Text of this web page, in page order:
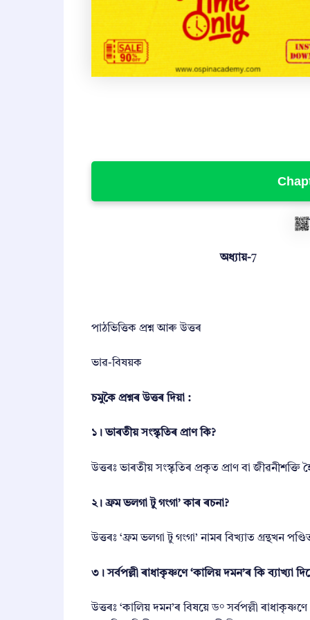
অধ্যায়-7
পাঠভিত্তিক প্রশ্ন আৰু উত্তৰ
ভাৱ-বিষয়ক
চমুকৈ প্ৰশ্নৰ উত্তৰ দিয়া :
১। ভাৰতীয় সংস্কৃতিৰ প্ৰাণ কি?
উত্তৰঃ ভাৰতীয় সংস্কৃতিৰ প্ৰকৃত প্ৰাণ বা জীৱনীশক্তি
২। ফ্রম ভলগা টু গংগা’ কাৰ ৰচনা?
উত্তৰঃ ‘ফ্ৰম ভলগা টু গংগা’ নামৰ বিখ্যাত গ্ৰন্থখন
৩। সর্বপল্লী ৰাধাকৃষ্ণণে ‘কালিয় দমন’ৰ কি ব্যাখ্যা
উত্তৰঃ ‘কালিয় দমন’ৰ বিষয়ে ড° সৰ্বপল্লী